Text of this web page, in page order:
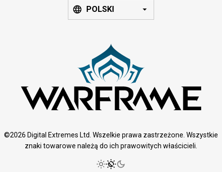
POLSKI
©2026 Digital Extremes Ltd. Wszelkie prawa zastrzeżone. Wszystkie
znaki towarowe należą do ich prawowitych właścicieli.